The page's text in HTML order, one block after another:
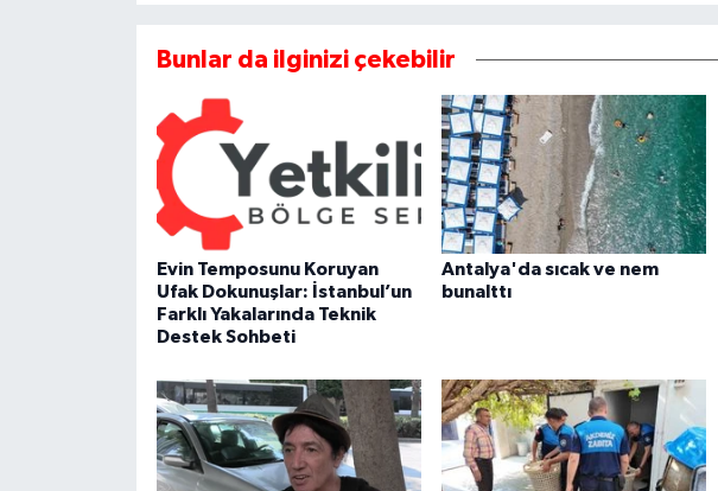
Bunlar da ilginizi çekebilir
Evin Temposunu Koruyan
Ufak Dokunuşlar: İstanbul’un
Farklı Yakalarında Teknik
Destek Sohbeti
Antalya'da sıcak ve nem
bunalttı